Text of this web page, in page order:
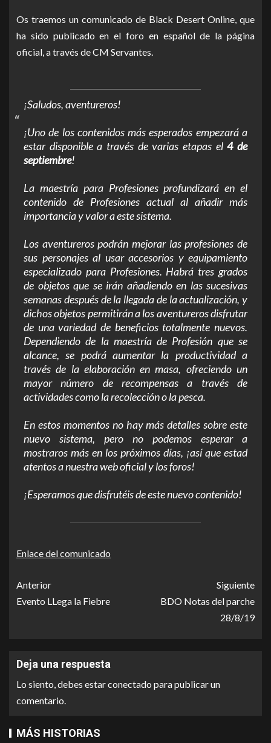
Os traemos un comunicado de Black Desert Online, que
ha sido publicado en el foro en español de la página
oficial, a través de CM Servantes.
¡Saludos, aventureros!
¡Uno de los contenidos más esperados empezará a
estar disponible a través de varias etapas el4 de
septiembre!
La maestría para Profesiones profundizará en el
contenido de Profesiones actual al añadir más
importancia y valor a este sistema.
Los aventureros podrán mejorar las profesiones de
sus personajes al usar accesorios y equipamiento
especializado para Profesiones. Habrá tres grados
de objetos que se irán añadiendo en las sucesivas
semanas después de la llegada de la actualización, y
dichos objetos permitirán a los aventureros disfrutar
de una variedad de beneficios totalmente nuevos.
Dependiendo de la maestría de Profesión que se
alcance, se podrá aumentar la productividad a
través de la elaboración en masa, ofreciendo un
mayor número de recompensas a través de
actividades como la recolección o la pesca.
En estos momentos no hay más detalles sobre este
nuevo sistema, pero no podemos esperar a
mostraros más en los próximos días, ¡así que estad
atentos a nuestra web oficial y los foros!
¡Esperamos que disfrutéis de este nuevo contenido!
Enlace del comunicado
Anterior
Evento LLega la Fiebre
Siguiente
BDO Notas del parche
28/8/19
Deja una respuesta
Lo siento, debes estarconectado para publicar un
comentario.
MÁS HISTORIAS